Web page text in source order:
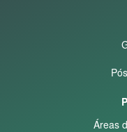
Áreas